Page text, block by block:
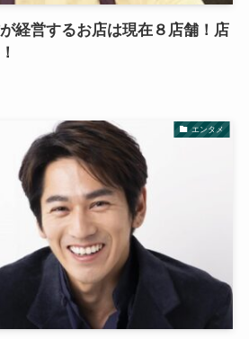
経営するお店は現在８店舗！店
エンタメ